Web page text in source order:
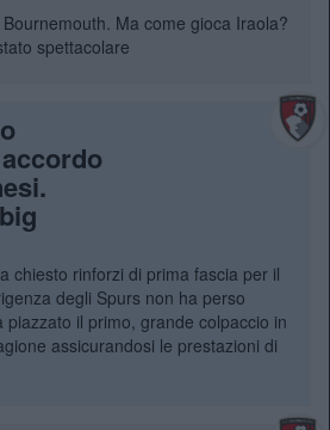
Ma come gioca Iraola?
spettacolare
chiesto rinforzi di prima fascia per il
degli Spurs non ha perso
il primo, grande colpaccio in
assicurandosi le prestazioni di